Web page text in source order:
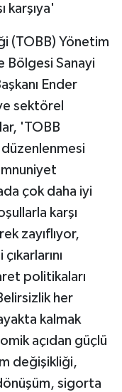
karşıya'
(TOBB) Yönetim
Bölgesi Sanayi
Ender
sektörel
'TOBB
çok daha iyi
karşı
zayıflıyor,
politikaları
her
kalmak
açıdan güçlü
değişikliği,
sigorta